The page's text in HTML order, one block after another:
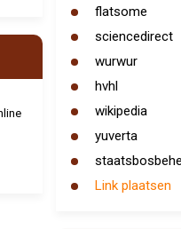
flatsome
sciencedirect
wurwur
hvhl
wikipedia
yuverta
Link plaatsen